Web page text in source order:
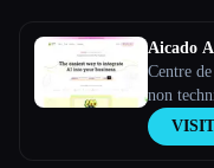
Aicado
Centre
non
l'IA à ton